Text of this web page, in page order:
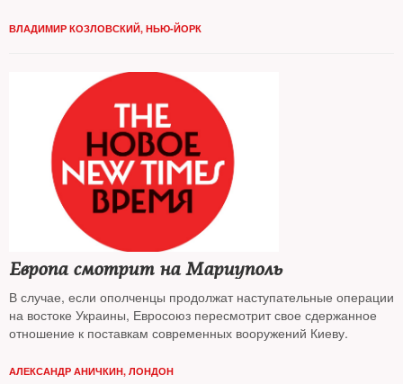
Детали нового плана шеф Пентагона Эштон Картер, как
ВЛАДИМИР КОЗЛОВСКИЙ, НЬЮ-ЙОРК
Европа смотрит на Мариуполь
В случае, если ополченцы продолжат наступательные операции
на востоке Украины, Евросоюз пересмотрит свое сдержанное
отношение к поставкам современных вооружений Киеву.
АЛЕКСАНДР АНИЧКИН, ЛОНДОН